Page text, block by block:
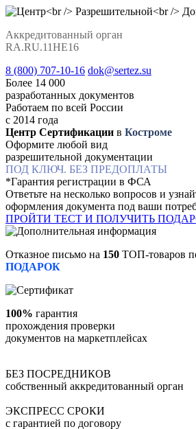
Аккредитованный орган
RA.RU.11НЕ16
8 (800) 707-10-16 dok@sertez.su
Более 14 000
разработанных документов
Работаем по всей Роcсии
с 2014 года
Центр Сертификации в Костроме
Оформите любой вид
разрешительной документации
ПОД КЛЮЧ. БЕЗ ПРЕДОПЛАТЫ
*Гарантия регистрации в ФСА
Ответьте на несколько вопросов и
оформления документа под ваши
ПРОЙТИ ТЕСТ И ПОЛУЧИТЬ
Отказное письмо на 150 ТОП-товаров
ПОДАРОК
100% гарантия
прохождения проверки
документов на маркетплейсах
БЕЗ ПОСРЕДНИКОВ
собственный аккредитованный орган
ЭКСПРЕСС СРОКИ
с гарантией по договору